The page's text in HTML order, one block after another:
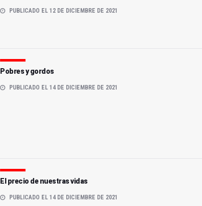
PUBLICADO EL 12 DE DICIEMBRE DE 2021
Pobres y gordos
PUBLICADO EL 14 DE DICIEMBRE DE 2021
El precio de nuestras vidas
PUBLICADO EL 14 DE DICIEMBRE DE 2021